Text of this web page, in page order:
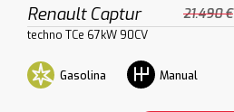
Renault Captur 21.490 €
techno TCe 67kW 90CV
Gasolina Manual